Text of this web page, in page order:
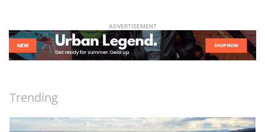
ADVERTISEMENT
Trending